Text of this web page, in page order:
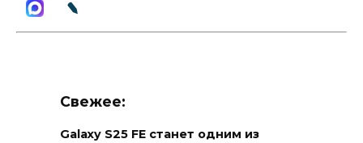
Свежее:
Galaxy S25 FE станет одним из